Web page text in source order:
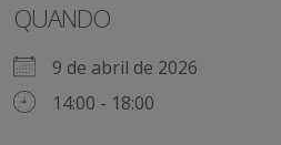
QUANDO
9 de abril de 2026
14:00 - 18:00